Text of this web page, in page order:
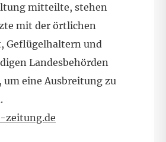
mitteilte, stehen
mit der örtlichen
Geflügelhaltern und
Landesbehörden
eine Ausbreitung zu
zeitung.de